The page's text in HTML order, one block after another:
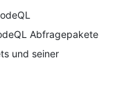
Abfragepakete
und seiner